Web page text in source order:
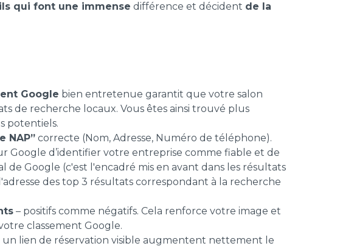
qui font une immense différence et décident de la
Google bien entretenue garantit que votre salon
de recherche locaux. Vous êtes ainsi trouvé plus
potentiels.
NAP”correcte (Nom, Adresse, Numéro de téléphone).
Google d’identifier votre entreprise comme fiable et de
de Google (c'est l'encadré mis en avant dans les résultats
des top 3 résultats correspondant à la recherche
– positifs comme négatifs. Cela renforce votre image et
classement Google.
lien de réservation visible augmentent nettement le